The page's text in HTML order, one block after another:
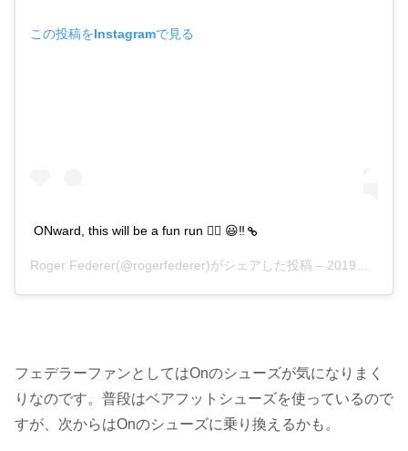
この投稿をInstagramで見る
ONward, this will be a fun run 🏃‍♂️ 😃‼️
Roger Federer(@rogerfederer)がシェアした投稿 – 2019年11月月23日午前8時40分PST
フェデラーファンとしてはOnのシューズが気になりまく
りなのです。普段はベアフットシューズを使っているので
すが、次からはOnのシューズに乗り換えるかも。